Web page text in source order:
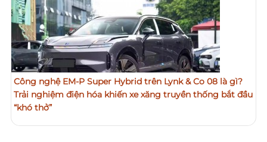
Công nghệ EM-P Super Hybrid trên Lynk & Co 08 là gì?
Trải nghiệm điện hóa khiến xe xăng truyền thống bắt đầu
“khó thở”